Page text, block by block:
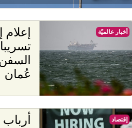
إعلام
عُمان
أخبار عالميّة
إقتصاد